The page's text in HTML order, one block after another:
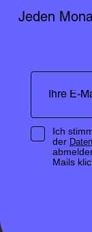
Jeden
Ich
der
Mails